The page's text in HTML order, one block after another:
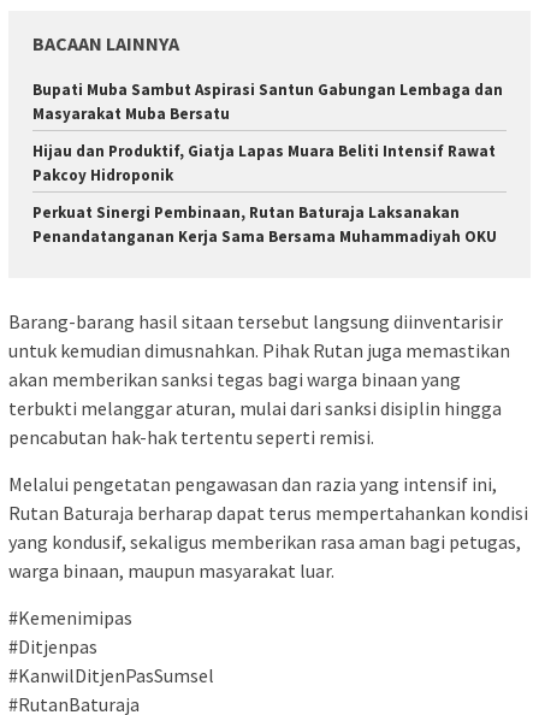
BACAAN LAINNYA
Bupati Muba Sambut Aspirasi Santun Gabungan Lembaga dan
Masyarakat Muba Bersatu
Hijau dan Produktif, Giatja Lapas Muara Beliti Intensif Rawat
Pakcoy Hidroponik
Perkuat Sinergi Pembinaan, Rutan Baturaja Laksanakan
Penandatanganan Kerja Sama Bersama Muhammadiyah OKU
Barang-barang hasil sitaan tersebut langsung diinventarisir
untuk kemudian dimusnahkan. Pihak Rutan juga memastikan
akan memberikan sanksi tegas bagi warga binaan yang
terbukti melanggar aturan, mulai dari sanksi disiplin hingga
pencabutan hak-hak tertentu seperti remisi.
Melalui pengetatan pengawasan dan razia yang intensif ini,
Rutan Baturaja berharap dapat terus mempertahankan kondisi
yang kondusif, sekaligus memberikan rasa aman bagi petugas,
warga binaan, maupun masyarakat luar.
#Kemenimipas
#Ditjenpas
#KanwilDitjenPasSumsel
#RutanBaturaja